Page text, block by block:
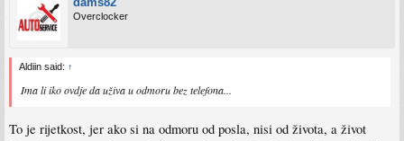
Overclocker
Aldiin said: ↑
Ima li iko ovdje da uživa u odmoru bez telefona...
To je rijetkost, jer ako si na odmoru od posla, nisi od života, a život